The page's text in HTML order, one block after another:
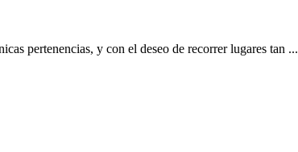
pertenencias, y con el deseo de recorrer lugares tan ...